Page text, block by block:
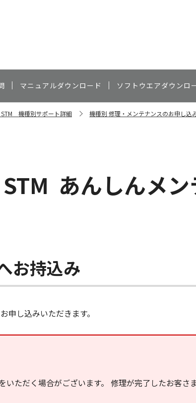
マニュアルダウンロード ソフトウエアダウンロ
STM 機種別サポート詳細 機種別 修理・メンテナンスのお申し込
あんしんメ
お持込み
申し込みいただきます。
ただく場合がございます。 修理が完了したお客さ